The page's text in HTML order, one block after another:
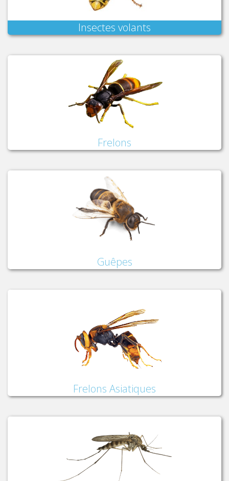
Insectes volants
Frelons
Guêpes
Frelons Asiatiques